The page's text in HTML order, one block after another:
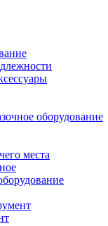
оборудование
места